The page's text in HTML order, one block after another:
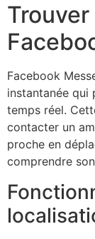
Trouver
Facebook
instantanée qui
temps réel.
contacter un
proche en
comprendre